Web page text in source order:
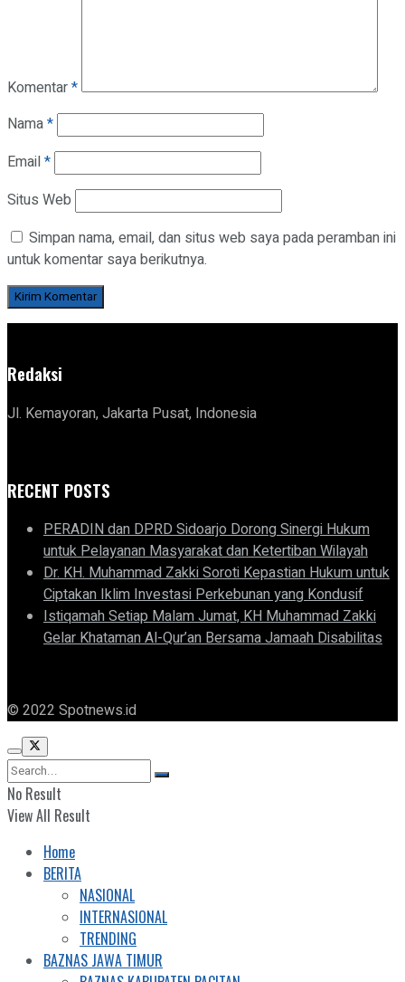
Komentar*
Nama*
Email*
Situs Web
Simpan nama, email, dan situs web saya pada peramban ini
untuk komentar saya berikutnya.
Redaksi
Jl. Kemayoran, Jakarta Pusat, Indonesia
RECENT POSTS
PERADIN dan DPRD Sidoarjo Dorong Sinergi Hukum
untuk Pelayanan Masyarakat dan Ketertiban Wilayah
Dr. KH. Muhammad Zakki Soroti Kepastian Hukum untuk
Ciptakan Iklim Investasi Perkebunan yang Kondusif
Istiqamah Setiap Malam Jumat, KH Muhammad Zakki
Gelar Khataman Al-Qur’an Bersama Jamaah Disabilitas
© 2022 Spotnews.id
No Result
View All Result
Home
BERITA
NASIONAL
INTERNASIONAL
TRENDING
BAZNAS JAWA TIMUR